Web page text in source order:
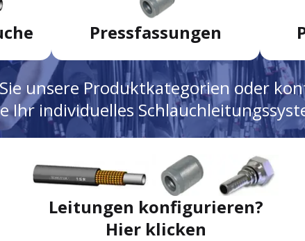
Pressfassungen
unsere Produktkategorien oder
Ihr individuelles
Leitungen konfigurieren?
Hier klicken